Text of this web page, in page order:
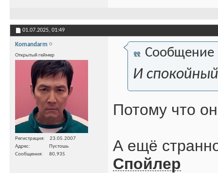
01.07.2025, 01:49
Komandarm
Открытый геймер
Регистрация
23.05.2007
Адрес
Пустошь
Сообщения
80,935
Сообщение
И
Потому что
А ещё
Спойлер